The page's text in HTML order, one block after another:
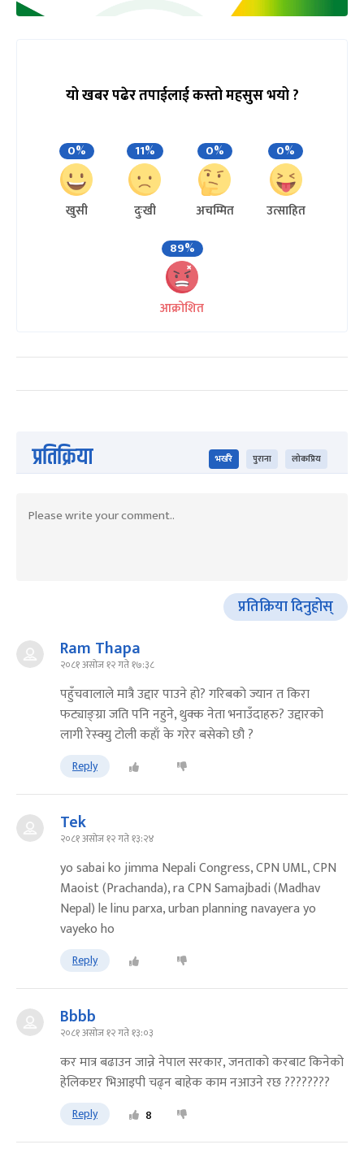
यो खबर पढेर तपाईलाई कस्तो महसुस भयो ?
0%
खुसी
11%
दुःखी
0%
अचम्मित
0%
उत्साहित
89%
आक्रोशित
प्रतिक्रिया भर्खरै पुराना लोकप्रिय
प्रतिक्रिया दिनुहोस्
Ram Thapa
२०८१ असोज १२ गते १७:३८
पहुँचवालाले मात्रै उद्दार पाउने हो? गरिबको ज्यान त किरा
फट्याङ्ग्रा जति पनि नहुने, थुक्क नेता भनाउँदाहरु? उद्दारको
लागी रेस्क्यु टोली कहाँ के गरेर बसेको छौ ?
Reply
Tek
२०८१ असोज १२ गते १३:२४
yo sabai ko jimma Nepali Congress, CPN UML, CPN
Maoist (Prachanda), ra CPN Samajbadi (Madhav
Nepal) le linu parxa, urban planning navayera yo
vayeko ho
Reply
Bbbb
२०८१ असोज १२ गते १३:०३
कर मात्र बढाउन जान्ने नेपाल सरकार, जनताको करबाट किनेको
हेलिकप्टर भिआइपी चढ्न बाहेक काम नआउने रछ ????????
Reply 8